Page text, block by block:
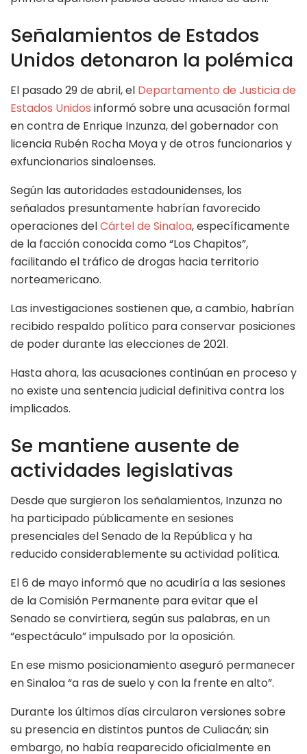
Señalamientos de Estados
Unidos detonaron la polémica
El pasado 29 de abril, el Departamento de Justicia de
Estados Unidos informó sobre una acusación formal
en contra de Enrique Inzunza, del gobernador con
licencia Rubén Rocha Moya y de otros funcionarios y
exfuncionarios sinaloenses.
Según las autoridades estadounidenses, los
señalados presuntamente habrían favorecido
operaciones delCártel de Sinaloa, específicamente
de la facción conocida como “Los Chapitos”,
facilitando el tráfico de drogas hacia territorio
norteamericano.
Las investigaciones sostienen que, a cambio, habrían
recibido respaldo político para conservar posiciones
de poder durante las elecciones de 2021.
Hasta ahora, las acusaciones continúan en proceso y
no existe una sentencia judicial definitiva contra los
implicados.
Se mantiene ausente de
actividades legislativas
Desde que surgieron los señalamientos, Inzunza no
ha participado públicamente en sesiones
presenciales del Senado de la República y ha
reducido considerablemente su actividad política.
El 6 de mayo informó que no acudiría a las sesiones
de la Comisión Permanente para evitar que el
Senado se convirtiera, según sus palabras, en un
“espectáculo” impulsado por la oposición.
En ese mismo posicionamiento aseguró permanecer
en Sinaloa “a ras de suelo y con la frente en alto”.
Durante los últimos días circularon versiones sobre
su presencia en distintos puntos de Culiacán; sin
embargo, no había reaparecido oficialmente en